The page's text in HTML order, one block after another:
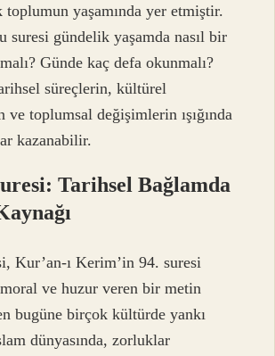
yaşamında yer etmiştir.
suresi gündelik yaşamda nasıl bir
Günde kaç defa okunmalı?
süreçlerin, kültürel
ve toplumsal değişimlerin ışığında
kazanabilir.
Tarihsel Bağlamda
Kur’an-ı Kerim’in 94. suresi
ve huzur veren bir metin
bugüne birçok kültürde yankı
dünyasında, zorluklar